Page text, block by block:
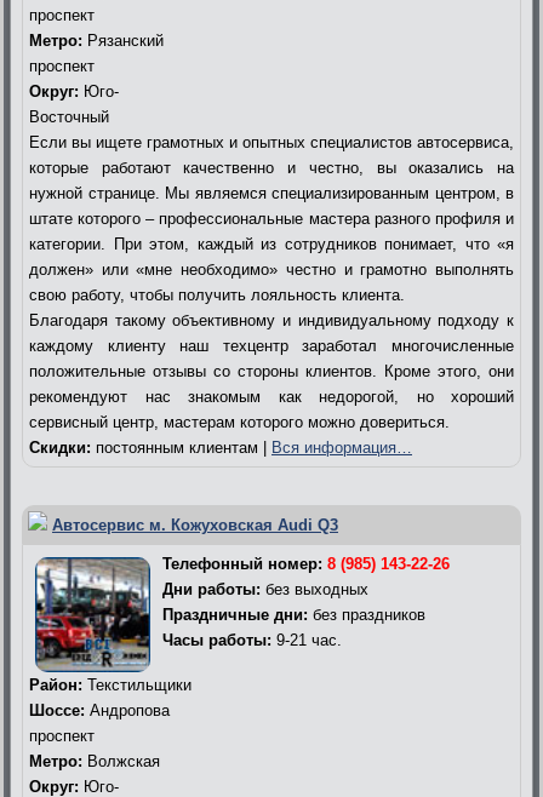
проспект
Метро: Рязанский
проспект
Округ: Юго-
Восточный
Если вы ищете грамотных и опытных специалистов автосервиса,
которые работают качественно и честно, вы оказались на
нужной странице. Мы являемся специализированным центром, в
штате которого – профессиональные мастера разного профиля и
категории. При этом, каждый из сотрудников понимает, что «я
должен» или «мне необходимо» честно и грамотно выполнять
свою работу, чтобы получить лояльность клиента.
Благодаря такому объективному и индивидуальному подходу к
каждому клиенту наш техцентр заработал многочисленные
положительные отзывы со стороны клиентов. Кроме этого, они
рекомендуют нас знакомым как недорогой, но хороший
сервисный центр, мастерам которого можно довериться.
Скидки: постоянным клиентам | Вся информация…
Автосервис м. Кожуховская Audi Q3
Телефонный номер: 8 (985) 143-22-26
Дни работы: без выходных
Праздничные дни: без праздников
Часы работы: 9-21 час.
Район: Текстильщики
Шоссе: Андропова
проспект
Метро: Волжская
Округ: Юго-